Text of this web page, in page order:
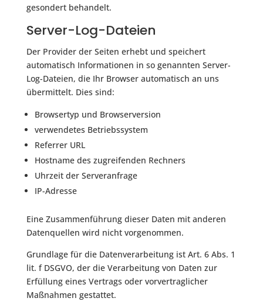
gesondert behandelt.
Server-Log-Dateien
Der Provider der Seiten erhebt und speichert
automatisch Informationen in so genannten Server-
Log-Dateien, die Ihr Browser automatisch an uns
übermittelt. Dies sind:
Browsertyp und Browserversion
verwendetes Betriebssystem
Referrer URL
Hostname des zugreifenden Rechners
Uhrzeit der Serveranfrage
IP-Adresse
Eine Zusammenführung dieser Daten mit anderen
Datenquellen wird nicht vorgenommen.
Grundlage für die Datenverarbeitung ist Art. 6 Abs. 1
lit. f DSGVO, der die Verarbeitung von Daten zur
Erfüllung eines Vertrags oder vorvertraglicher
Maßnahmen gestattet.